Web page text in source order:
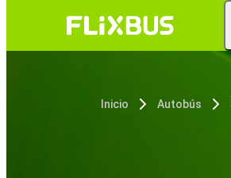
Inicio Autobús